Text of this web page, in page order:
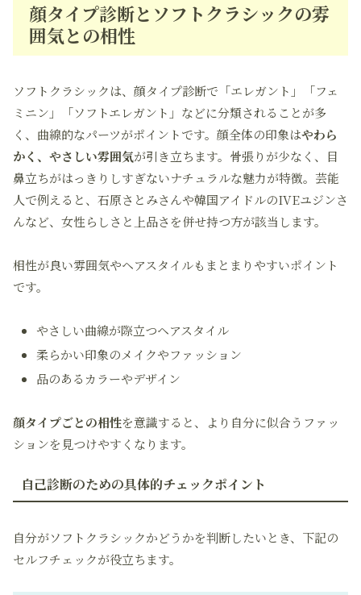
顔タイプ診断とソフトクラシックの雰
囲気との相性
ソフトクラシックは、顔タイプ診断で「エレガント」「フェ
ミニン」「ソフトエレガント」などに分類されることが多
く、曲線的なパーツがポイントです。顔全体の印象はやわら
かく、やさしい雰囲気が引き立ちます。骨張りが少なく、目
鼻立ちがはっきりしすぎないナチュラルな魅力が特徴。芸能
人で例えると、石原さとみさんや韓国アイドルのIVEユジンさ
んなど、女性らしさと上品さを併せ持つ方が該当します。
相性が良い雰囲気やヘアスタイルもまとまりやすいポイント
です。
やさしい曲線が際立つヘアスタイル
柔らかい印象のメイクやファッション
品のあるカラーやデザイン
顔タイプごとの相性を意識すると、より自分に似合うファッ
ションを見つけやすくなります。
自己診断のための具体的チェックポイント
自分がソフトクラシックかどうかを判断したいとき、下記の
セルフチェックが役立ちます。